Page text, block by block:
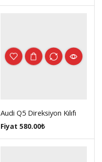
Audi Q5 Direksiyon Kılıfı
Fiyat 580.00₺